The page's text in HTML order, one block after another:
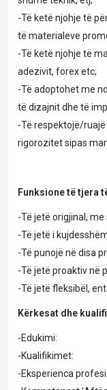
-Të ketë njohje të
të materialeve
-Të ketë njohje të
adezivit, forex etc;
-Të adoptohet me
të dizajnit dhe të
-Të respektojë/
rigorozitet sipas
Funksione të tjera
-Të jetë origjinal,
-Të jetë i
-Të punojë në disa
-Të jetë proaktiv në
-Të jetë fleksibël,
Kërkesat dhe
-Edukimi:
-Kualifikimet:
-Eksperienca